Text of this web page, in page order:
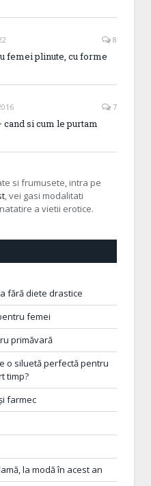
8
femei plinute, cu forme
7
si cum le purtam
si frumusete, intra pe
, vei gasi modalitati
a vietii erotice.
fără diete drastice
femei
primăvară
o siluetă perfectă pentru
timp?
farmec
la modă în acest an